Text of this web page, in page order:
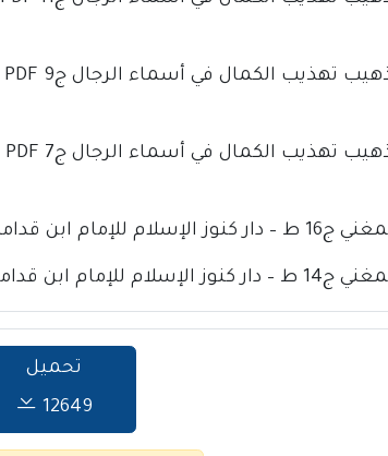
الإسلام للإمام ابن قدامة
الإسلام للإمام ابن قدامة
تحميل
12649